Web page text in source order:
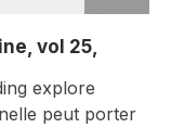
vol 25,
explore
peut porter